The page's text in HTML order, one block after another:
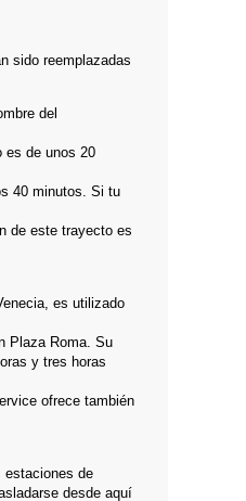
sido reemplazadas
del
es de unos 20
40 minutos. Si tu
de este trayecto es
es utilizado
Plaza Roma. Su
y tres horas
ofrece también
estaciones de
desde aquí